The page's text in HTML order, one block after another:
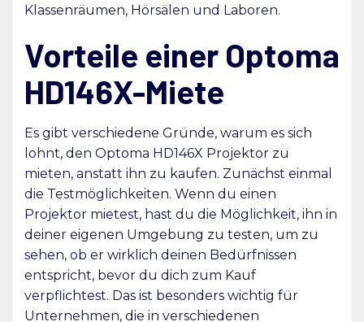
Klassenräumen, Hörsälen und Laboren.
Vorteile einer Optoma
HD146X-Miete
Es gibt verschiedene Gründe, warum es sich
lohnt, den Optoma HD146X Projektor zu
mieten, anstatt ihn zu kaufen. Zunächst einmal
die Testmöglichkeiten. Wenn du einen
Projektor mietest, hast du die Möglichkeit, ihn in
deiner eigenen Umgebung zu testen, um zu
sehen, ob er wirklich deinen Bedürfnissen
entspricht, bevor du dich zum Kauf
verpflichtest. Das ist besonders wichtig für
Unternehmen, die in verschiedenen